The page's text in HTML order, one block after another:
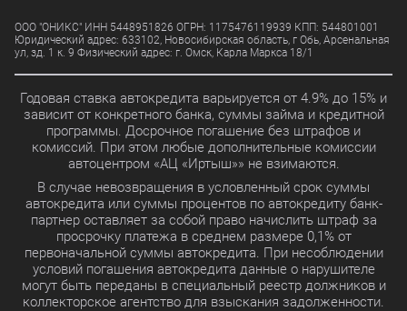
ООО "ОНИКС" ИНН 5448951826 ОГРН: 1175476119939 КПП: 544801001
Юридический адрес: 633102, Новосибирская область, г Обь, Арсенальная
ул, зд. 1 к. 9 Физический адрес: г. Омск, Карла Маркса 18/1
Годовая ставка автокредита варьируется от 4.9% до 15% и
зависит от конкретного банка, суммы займа и кредитной
программы. Досрочное погашение без штрафов и
комиссий. При этом любые дополнительные комиссии
автоцентром «АЦ «Иртыш»» не взимаются.
В случае невозвращения в условленный срок суммы
автокредита или суммы процентов по автокредиту банк-
партнер оставляет за собой право начислить штраф за
просрочку платежа в среднем размере 0,1% от
первоначальной суммы автокредита. При несоблюдении
условий погашения автокредита данные о нарушителе
могут быть переданы в специальный реестр должников и
коллекторское агентство для взыскания задолженности.